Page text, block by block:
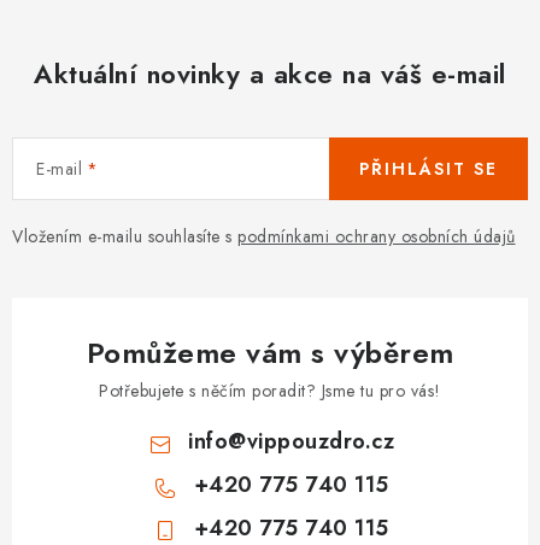
Aktuální novinky a akce na váš e-mail
E-mail
Vložením e-mailu souhlasíte s podmínkami ochrany osobních údajů
PŘIHLÁSIT SE
Pomůžeme vám s výběrem
Potřebujete s něčím poradit? Jsme tu pro vás!
info@vippouzdro.cz
+420 775 740 115
+420 775 740 115